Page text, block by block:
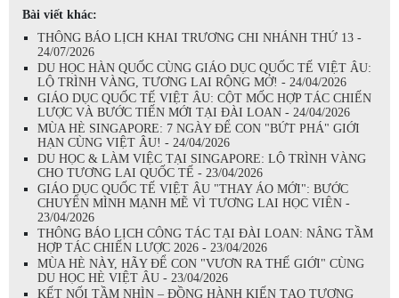
Bài viết khác:
THÔNG BÁO LỊCH KHAI TRƯƠNG CHI NHÁNH THỨ 13 -
24/07/2026
DU HỌC HÀN QUỐC CÙNG GIÁO DỤC QUỐC TẾ VIỆT ÂU:
LỘ TRÌNH VÀNG, TƯƠNG LAI RỘNG MỞ! - 24/04/2026
GIÁO DỤC QUỐC TẾ VIỆT ÂU: CỘT MỐC HỢP TÁC CHIẾN
LƯỢC VÀ BƯỚC TIẾN MỚI TẠI ĐÀI LOAN - 24/04/2026
MÙA HÈ SINGAPORE: 7 NGÀY ĐỂ CON "BỨT PHÁ" GIỚI
HẠN CÙNG VIỆT ÂU! - 24/04/2026
DU HỌC & LÀM VIỆC TẠI SINGAPORE: LỘ TRÌNH VÀNG
CHO TƯƠNG LAI QUỐC TẾ - 23/04/2026
GIÁO DỤC QUỐC TẾ VIỆT ÂU "THAY ÁO MỚI": BƯỚC
CHUYỂN MÌNH MẠNH MẼ VÌ TƯƠNG LAI HỌC VIÊN -
23/04/2026
THÔNG BÁO LỊCH CÔNG TÁC TẠI ĐÀI LOAN: NÂNG TẦM
HỢP TÁC CHIẾN LƯỢC 2026 - 23/04/2026
MÙA HÈ NÀY, HÃY ĐỂ CON "VƯƠN RA THẾ GIỚI" CÙNG
DU HỌC HÈ VIỆT ÂU - 23/04/2026
KẾT NỐI TẦM NHÌN – ĐỒNG HÀNH KIẾN TẠO TƯƠNG